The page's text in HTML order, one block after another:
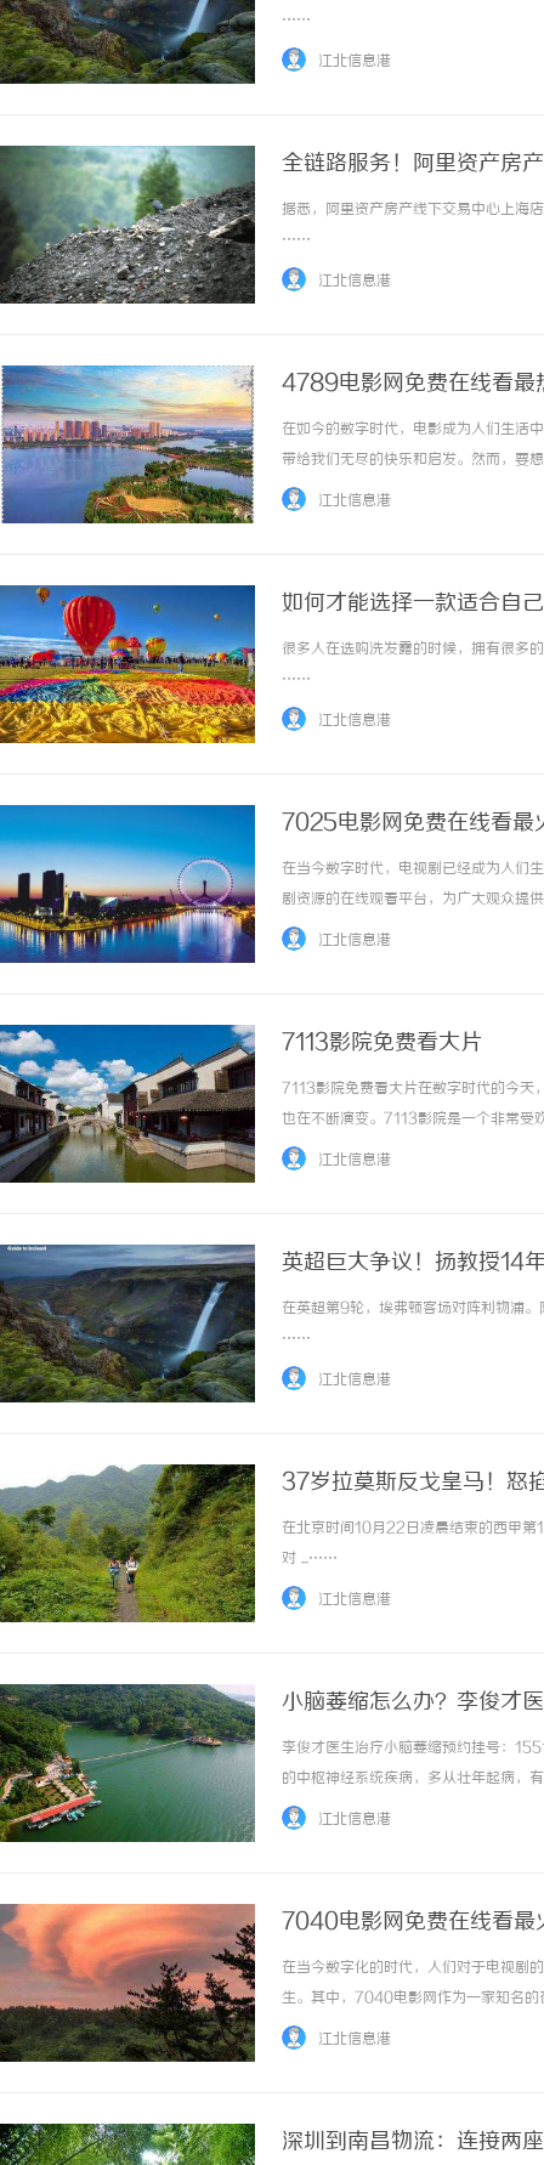
……
江北信息港
全链路服务！阿里资产房
据悉，阿里资产房产线下交易中心上
……
江北信息港
4789电影网免费在线看最
在如今的数字时代，电影成为人们生活
带给我们无尽的快乐和启发。然而，要
电影票价格，还需要花费时间排队等候
江北信息港
如何才能选择一款适合自
很多人在选购洗发露的时候，拥有很多
……
江北信息港
7025电影网免费在线看最
在当今数字时代，电视剧已经成为人们
剧资源的在线观看平台，为广大观众提
7025电影网找到。这里汇集了各种题
江北信息港
7113影院免费看大片
7113影院免费看大片在数字时代的今天
也在不断演变。7113影院是一个非常受
全免费的。7113影院的免费大片资源丰
江北信息港
英超巨大争议！扬教授14
在英超第9轮，埃弗顿客场对阵利物浦
……
江北信息港
37岁拉莫斯反戈皇马！怒
在北京时间10月22日凌晨结束的西甲
对 ...……
江北信息港
小脑萎缩怎么办？李俊才
李俊才医生治疗小脑萎缩预约挂号：
的中枢神经系统疾病，多从壮年起病，
条直线，说话含糊不清，吃饭喝水容易
江北信息港
7040电影网免费在线看最
在当今数字化的时代，人们对于电视剧
生。其中，7040电影网作为一家知名的
爱。7040电影网是一个为观众提供高
江北信息港
深圳到南昌物流：连接两